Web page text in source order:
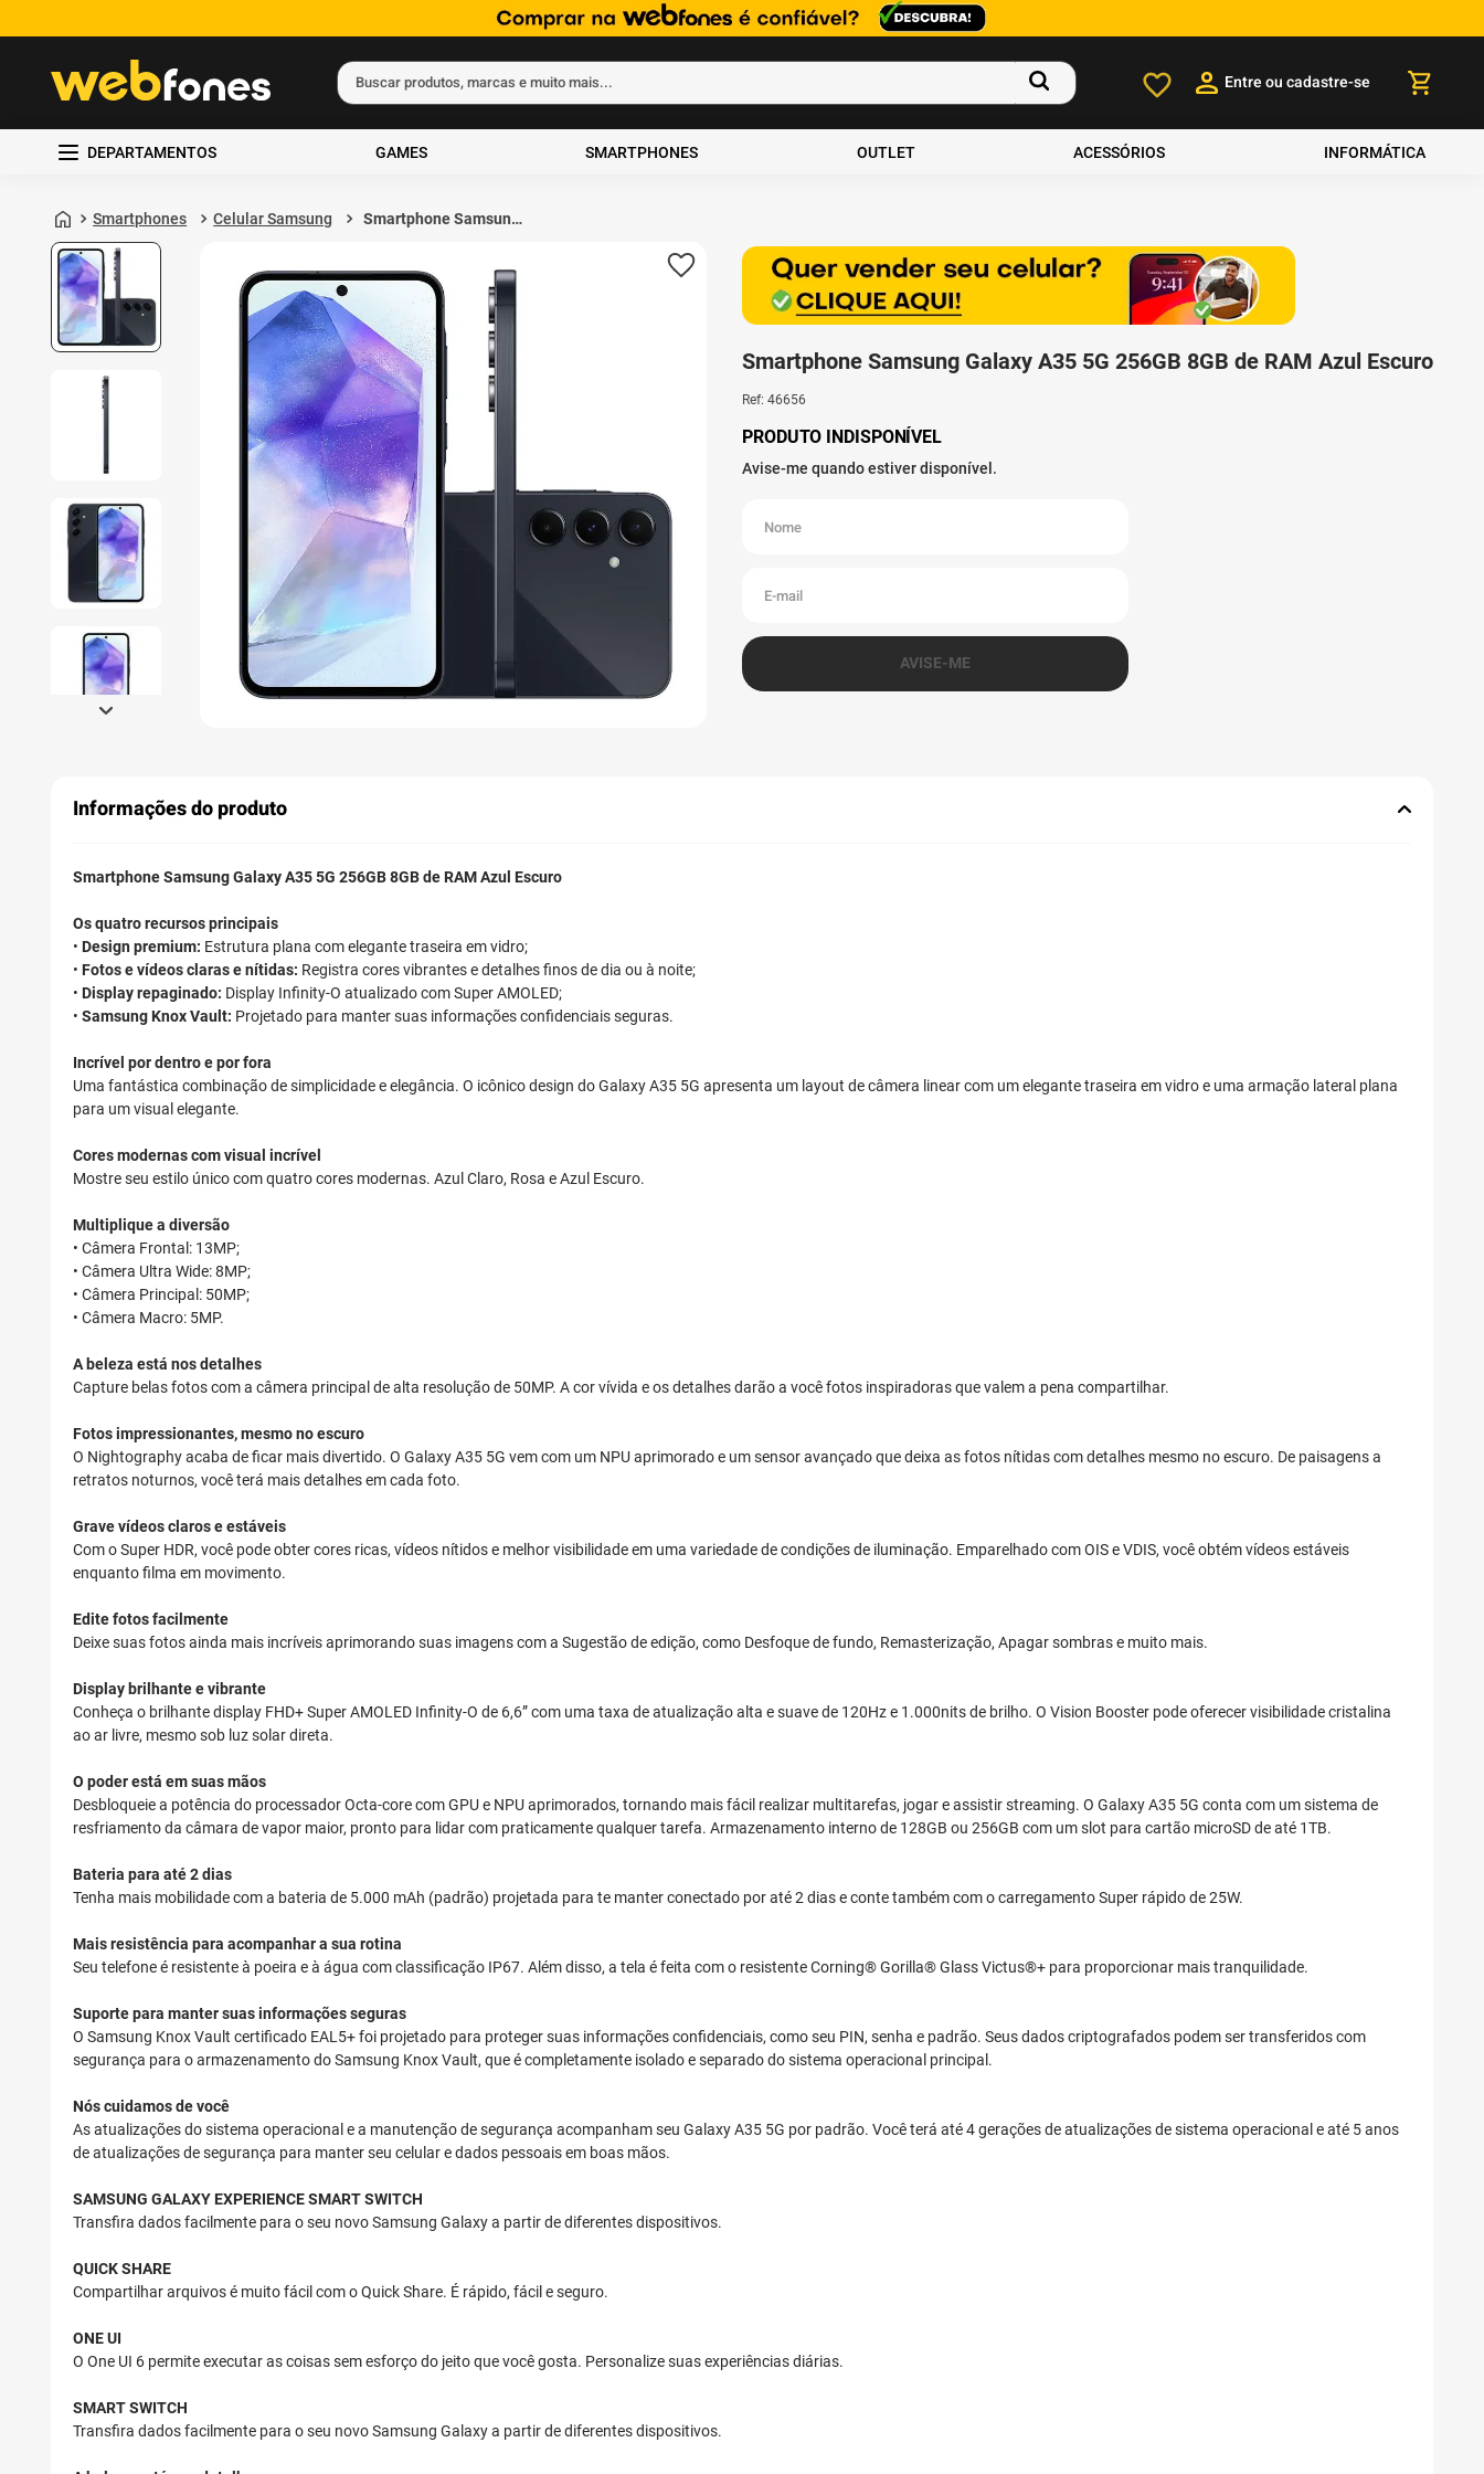
Buscar produtos, marcas e muito mais...
Entre ou cadastre-se
DEPARTAMENTOS GAMES SMARTPHONES OUTLET ACESSÓRIOS INFORMÁTICA
Smartphones Celular Samsung
Smartphone Samsung
Escuro
Smartphone Samsung Galaxy A35 5G 256GB 8GB de RAM Azul Escuro
Ref: 46656
Informações do produto
Smartphone Samsung Galaxy A35 5G 256GB 8GB de RAM Azul Escuro
Os quatro recursos principais
• Design premium: Estrutura plana com elegante traseira em vidro;
• Fotos e vídeos claras e nítidas: Registra cores vibrantes e detalhes finos de dia ou à noite;
• Display repaginado: Display Infinity-O atualizado com Super AMOLED;
• Samsung Knox Vault: Projetado para manter suas informações confidenciais seguras.
Incrível por dentro e por fora
Uma fantástica combinação de simplicidade e elegância. O icônico design do Galaxy A35 5G apresenta um layout de câmera linear com um elegante traseira em vidro e uma armação lateral plana
para um visual elegante.
Cores modernas com visual incrível
Mostre seu estilo único com quatro cores modernas. Azul Claro, Rosa e Azul Escuro.
Multiplique a diversão
• Câmera Frontal: 13MP;
• Câmera Ultra Wide: 8MP;
• Câmera Principal: 50MP;
• Câmera Macro: 5MP.
A beleza está nos detalhes
Capture belas fotos com a câmera principal de alta resolução de 50MP. A cor vívida e os detalhes darão a você fotos inspiradoras que valem a pena compartilhar.
Fotos impressionantes, mesmo no escuro
O Nightography acaba de ficar mais divertido. O Galaxy A35 5G vem com um NPU aprimorado e um sensor avançado que deixa as fotos nítidas com detalhes mesmo no escuro. De paisagens a
retratos noturnos, você terá mais detalhes em cada foto.
Grave vídeos claros e estáveis
Com o Super HDR, você pode obter cores ricas, vídeos nítidos e melhor visibilidade em uma variedade de condições de iluminação. Emparelhado com OIS e VDIS, você obtém vídeos estáveis
enquanto filma em movimento.
Edite fotos facilmente
Deixe suas fotos ainda mais incríveis aprimorando suas imagens com a Sugestão de edição, como Desfoque de fundo, Remasterização, Apagar sombras e muito mais.
Display brilhante e vibrante
Conheça o brilhante display FHD+ Super AMOLED Infinity-O de 6,6” com uma taxa de atualização alta e suave de 120Hz e 1.000nits de brilho. O Vision Booster pode oferecer visibilidade cristalina
ao ar livre, mesmo sob luz solar direta.
O poder está em suas mãos
Desbloqueie a potência do processador Octa-core com GPU e NPU aprimorados, tornando mais fácil realizar multitarefas, jogar e assistir streaming. O Galaxy A35 5G conta com um sistema de
resfriamento da câmara de vapor maior, pronto para lidar com praticamente qualquer tarefa. Armazenamento interno de 128GB ou 256GB com um slot para cartão microSD de até 1TB.
Bateria para até 2 dias
Tenha mais mobilidade com a bateria de 5.000 mAh (padrão) projetada para te manter conectado por até 2 dias e conte também com o carregamento Super rápido de 25W.
Mais resistência para acompanhar a sua rotina
Seu telefone é resistente à poeira e à água com classificação IP67. Além disso, a tela é feita com o resistente Corning® Gorilla® Glass Victus®+ para proporcionar mais tranquilidade.
Suporte para manter suas informações seguras
O Samsung Knox Vault certificado EAL5+ foi projetado para proteger suas informações confidenciais, como seu PIN, senha e padrão. Seus dados criptografados podem ser transferidos com
segurança para o armazenamento do Samsung Knox Vault, que é completamente isolado e separado do sistema operacional principal.
Nós cuidamos de você
As atualizações do sistema operacional e a manutenção de segurança acompanham seu Galaxy A35 5G por padrão. Você terá até 4 gerações de atualizações de sistema operacional e até 5 anos
de atualizações de segurança para manter seu celular e dados pessoais em boas mãos.
SAMSUNG GALAXY EXPERIENCESMART SWITCH
Transfira dados facilmente para o seu novo Samsung Galaxy a partir de diferentes dispositivos.
QUICK SHARE
Compartilhar arquivos é muito fácil com o Quick Share. É rápido, fácil e seguro.
ONE UI
O One UI 6 permite executar as coisas sem esforço do jeito que você gosta. Personalize suas experiências diárias.
SMART SWITCH
Transfira dados facilmente para o seu novo Samsung Galaxy a partir de diferentes dispositivos.
Termos mais buscados
2º
gift card
4º
ps4
5º notebook